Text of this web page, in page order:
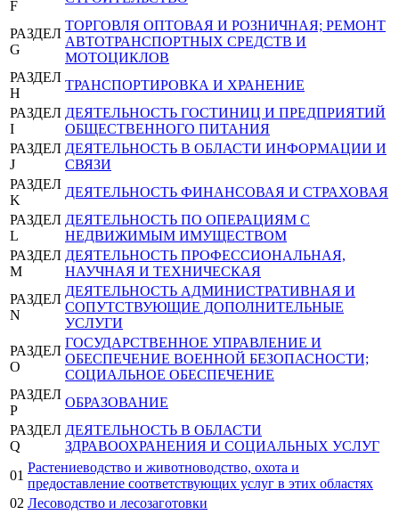
F
РАЗДЕЛ
G
ТОРГОВЛЯ ОПТОВАЯ И РОЗНИЧНАЯ; РЕМОНТ
АВТОТРАНСПОРТНЫХ СРЕДСТВ И
МОТОЦИКЛОВ
РАЗДЕЛ
H
ТРАНСПОРТИРОВКА И ХРАНЕНИЕ
РАЗДЕЛ
I
ДЕЯТЕЛЬНОСТЬ ГОСТИНИЦ И ПРЕДПРИЯТИЙ
ОБЩЕСТВЕННОГО ПИТАНИЯ
РАЗДЕЛ
J
ДЕЯТЕЛЬНОСТЬ В ОБЛАСТИ ИНФОРМАЦИИ И
СВЯЗИ
РАЗДЕЛ
K
ДЕЯТЕЛЬНОСТЬ ФИНАНСОВАЯ И СТРАХОВАЯ
РАЗДЕЛ
L
ДЕЯТЕЛЬНОСТЬ ПО ОПЕРАЦИЯМ С
НЕДВИЖИМЫМ ИМУЩЕСТВОМ
РАЗДЕЛ
M
ДЕЯТЕЛЬНОСТЬ ПРОФЕССИОНАЛЬНАЯ,
НАУЧНАЯ И ТЕХНИЧЕСКАЯ
РАЗДЕЛ
N
ДЕЯТЕЛЬНОСТЬ АДМИНИСТРАТИВНАЯ И
СОПУТСТВУЮЩИЕ ДОПОЛНИТЕЛЬНЫЕ
УСЛУГИ
РАЗДЕЛ
O
ГОСУДАРСТВЕННОЕ УПРАВЛЕНИЕ И
ОБЕСПЕЧЕНИЕ ВОЕННОЙ БЕЗОПАСНОСТИ;
СОЦИАЛЬНОЕ ОБЕСПЕЧЕНИЕ
РАЗДЕЛ
P
ОБРАЗОВАНИЕ
РАЗДЕЛ
Q
ДЕЯТЕЛЬНОСТЬ В ОБЛАСТИ
ЗДРАВООХРАНЕНИЯ И СОЦИАЛЬНЫХ УСЛУГ
01
Растениеводство и животноводство, охота и
предоставление соответствующих услуг в этих областях
02 Лесоводство и лесозаготовки